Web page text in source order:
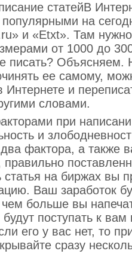
статейВ
на
и «Еtxt». Там
от 1000 до
писать? Объясняем.
ее самому,
Интернете и
словами.
при
и
фактора, а также
правильно
статья на биржах вы
Ваш заработок
чем больше вы
поступать к
его у вас нет, то
сразу